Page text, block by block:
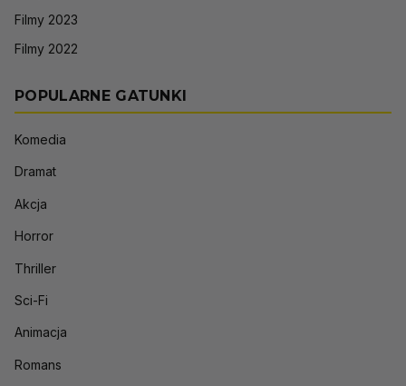
Filmy 2023
Filmy 2022
POPULARNE GATUNKI
Komedia
Dramat
Akcja
Horror
Thriller
Sci-Fi
Animacja
Romans